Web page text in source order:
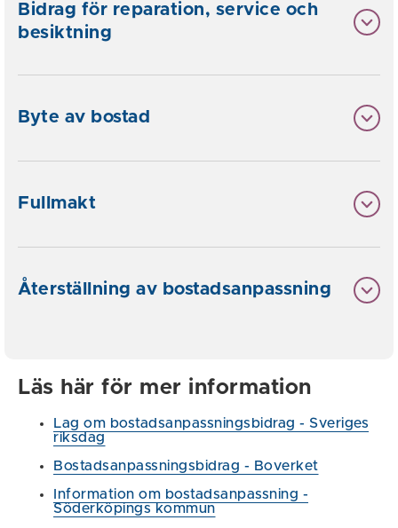
Bidrag för reparation, service och
besiktning
Byte av bostad
Fullmakt
Återställning av bostadsanpassning
Läs här för mer information
Lag om bostadsanpassningsbidrag - Sveriges
riksdag
Bostadsanpassningsbidrag - Boverket
Information om bostadsanpassning -
Söderköpings kommun